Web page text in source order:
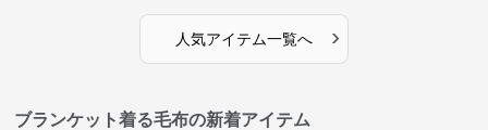
人気アイテム一覧へ ›
ブランケット着る毛布の新着アイテム